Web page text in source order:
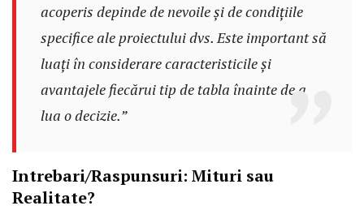
acoperis depinde de nevoile și de condițiile
specifice ale proiectului dvs. Este important să
luați în considerare caracteristicile și
avantajele fiecărui tip de tabla înainte de a
lua o decizie.”
Intrebari/Raspunsuri: Mituri sau
Realitate?